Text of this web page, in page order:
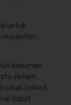
untuk
requisition
dokumen
sistem
pihak terkait.
dapat